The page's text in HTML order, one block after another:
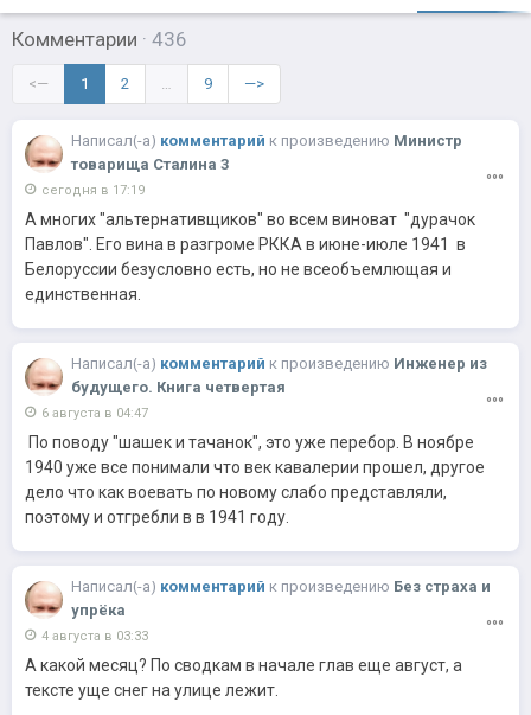
Комментарии · 436
<— 1 2 … 9 —>
Написал(-a) комментарий к произведению Министр
товарища Сталина 3
сегодня в 17:19
А многих "альтернативщиков" во всем виноват "дурачок
Павлов". Его вина в разгроме РККА в июне-июле 1941 в
Белоруссии безусловно есть, но не всеобъемлющая и
единственная.
Написал(-a) комментарий к произведению Инженер из
будущего. Книга четвертая
6 августа в 04:47
По поводу "шашек и тачанок", это уже перебор. В ноябре
1940 уже все понимали что век кавалерии прошел, другое
дело что как воевать по новому слабо представляли,
поэтому и отгребли в в 1941 году.
Написал(-a) комментарий к произведению Без страха и
упрёка
4 августа в 03:33
А какой месяц? По сводкам в начале глав еще август, а
тексте уще снег на улице лежит.